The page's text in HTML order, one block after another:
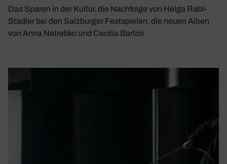
Das Sparen in der Kultur, die Nachfolge von Helga Rabl-
Stadler bei den Salzburger Festspielen, die neuen Alben
von Anna Netrebko und Cecilia Bartoli